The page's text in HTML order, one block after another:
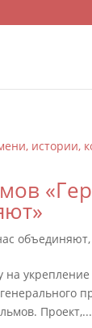
объединяют,
Проект,...